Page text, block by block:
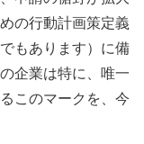
の行動計画策定義
もあります）に備
企業は特に、唯一
このマークを、今